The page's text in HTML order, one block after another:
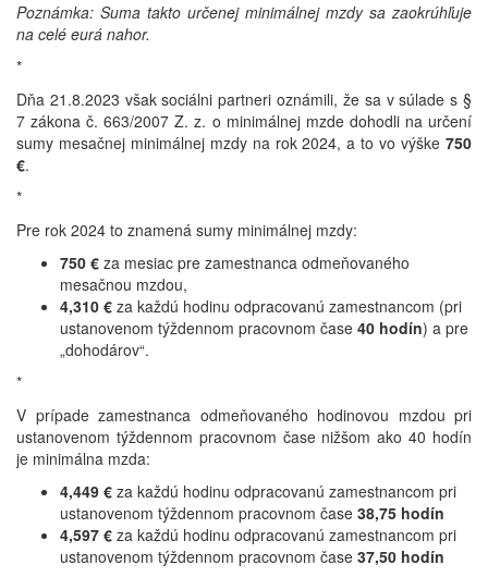
Poznámka: Suma takto určenej minimálnej mzdy sa zaokrúhľuje
na celé eurá nahor.
*
Dňa 21.8.2023 však sociálni partneri oznámili, že sa v súlade s §
7 zákona č. 663/2007 Z. z. o minimálnej mzde dohodli na určení
sumy mesačnej minimálnej mzdy na rok 2024, a to vo výške 750
€.
*
Pre rok 2024 to znamená sumy minimálnej mzdy:
750 € za mesiac pre zamestnanca odmeňovaného
mesačnou mzdou,
4,310 € za každú hodinu odpracovanú zamestnancom (pri
ustanovenom týždennom pracovnom čase 40 hodín) a pre
„dohodárov“.
*
V prípade zamestnanca odmeňovaného hodinovou mzdou pri
ustanovenom týždennom pracovnom čase nižšom ako 40 hodín
je minimálna mzda:
4,449 € za každú hodinu odpracovanú zamestnancom pri
ustanovenom týždennom pracovnom čase 38,75 hodín
4,597 € za každú hodinu odpracovanú zamestnancom pri
ustanovenom týždennom pracovnom čase 37,50 hodín